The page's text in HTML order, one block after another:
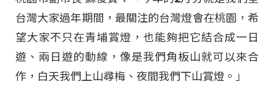
台灣大家過年期間，最關注的台灣燈會在桃園，希
望大家不只在青埔賞燈，也能夠把它結合成一日
遊、兩日遊的動線，像是我們角板山就可以來合
作，白天我們上山尋梅、夜間我們下山賞燈。」